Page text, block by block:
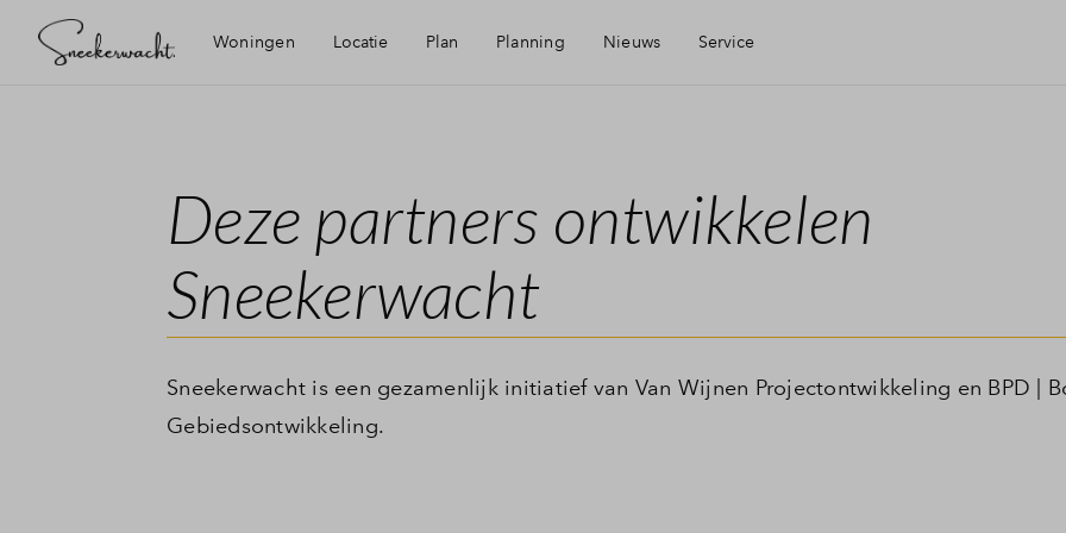
Woningen Locatie
Voorzieningen
Geschiedenis
Duurzaamheid
Plan
Partners
Planning Nieuws Service
Financiële check
Toewijzing
Deze partners ontwikkelen
Sneekerwacht
Sneekerwacht is een gezamenlijk initiatief van Van Wijnen Projectontwikkeling en BPD |
Gebiedsontwikkeling.